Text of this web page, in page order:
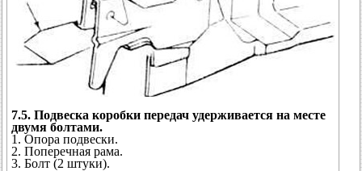
7.5. Подвеска коробки передач удерживается на месте
двумя болтами.
1. Опора подвески.
2. Поперечная рама.
3. Болт (2 штуки).